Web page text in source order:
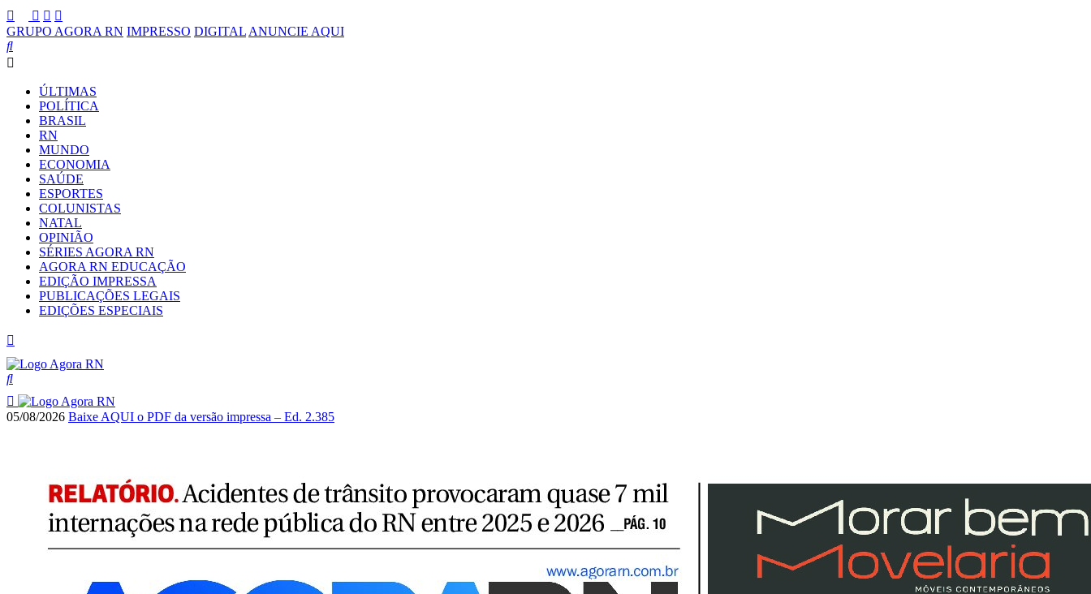
GRUPO AGORA RN IMPRESSO DIGITAL ANUNCIE AQUI
ÚLTIMAS
POLÍTICA
BRASIL
RN
MUNDO
ECONOMIA
SAÚDE
ESPORTES
COLUNISTAS
NATAL
OPINIÃO
SÉRIES AGORA RN
AGORA RN EDUCAÇÃO
EDIÇÃO IMPRESSA
PUBLICAÇÕES LEGAIS
EDIÇÕES ESPECIAIS
05/08/2026 Baixe AQUI o PDF da versão impressa – Ed. 2.385